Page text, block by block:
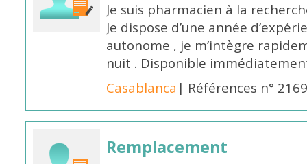
Je suis pharmacien à la
Je dispose d’une année
autonome , je m’intègre
nuit . Disponible
Casablanca | Références n°
Remplacement